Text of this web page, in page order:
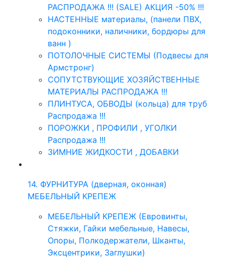
РАСПРОДАЖА !!! (SALE) АКЦИЯ -50% !!!
НАСТЕННЫЕ материалы, (панели ПВХ,
подоконники, наличники, бордюры для
ванн )
ПОТОЛОЧНЫЕ СИСТЕМЫ (Подвесы для
Армстронг)
СОПУТСТВУЮЩИЕ ХОЗЯЙСТВЕННЫЕ
МАТЕРИАЛЫ РАСПРОДАЖА !!!
ПЛИНТУСА, ОБВОДЫ (кольца) для труб
Распродажа !!!
ПОРОЖКИ , ПРОФИЛИ , УГОЛКИ
Распродажа !!!
ЗИМНИЕ ЖИДКОСТИ , ДОБАВКИ
14. ФУРНИТУРА (дверная, оконная)
МЕБЕЛЬНЫЙ КРЕПЕЖ
МЕБЕЛЬНЫЙ КРЕПЕЖ (Евровинты,
Стяжки, Гайки мебельные, Навесы,
Опоры, Полкодержатели, Шканты,
Эксцентрики, Заглушки)